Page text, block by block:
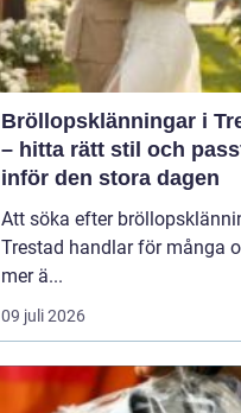
Bröllopsklänningar i
– hitta rätt stil och
inför den stora dagen
Att söka efter
Trestad handlar för många
mer ä...
09 juli 2026